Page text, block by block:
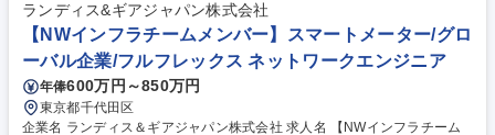
ランディス&ギアジャパン株式会社
【NWインフラチームメンバー】スマートメーター/グロ
ーバル企業/フルフレックス ネットワークエンジニア
年俸600万円～850万円
東京都千代田区
企業名 ランディス＆ギアジャパン株式会社 求人名 【NWインフラチーム